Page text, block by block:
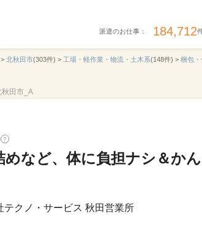
派遣のお仕事： 184,712
北秋田市(303件) > 工場・軽作業・物流・土木系(148件) > 梱包
秋田市_A
?
めなど、体に負担ナシ＆か
テクノ・サービス 秋田営業所